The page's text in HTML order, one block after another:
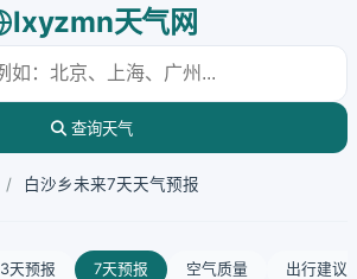
lxyzmn天气网
查询天气
/ 白沙乡未来7天天气预报
3天预报 7天预报 空气质量 出行建议